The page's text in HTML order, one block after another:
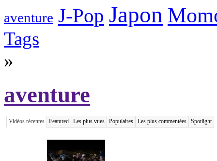
aventure J-Pop Japon
Tags
»
aventure
Vidéos récentes Featured Les plus vues Populaires Les plus commentées Spotlight